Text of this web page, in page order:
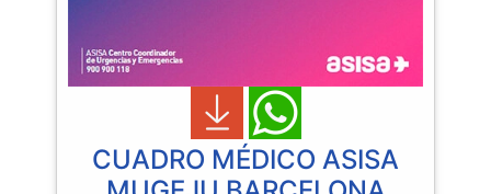
CUADRO MÉDICO ASISA